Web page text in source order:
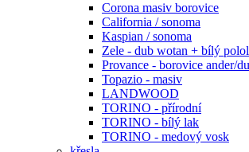
Corona masiv borovice
California / sonoma
Kaspian / sonoma
Zele - dub wotan + bílý
Provance - borovice ander/
Topazio - masiv
LANDWOOD
TORINO - přírodní
TORINO - bílý lak
TORINO - medový vosk